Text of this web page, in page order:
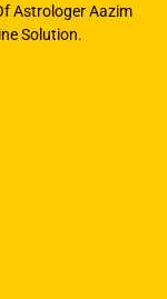
Astrologer Aazim
Solution.